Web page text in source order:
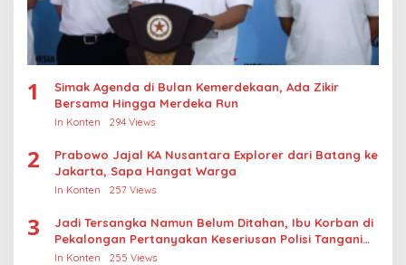
1
Simak Agenda di Bulan Kemerdekaan, Ada Zikir
Bersama Hingga Merdeka Run
In Konten 294 Views
2
Prabowo Jajal KA Nusantara Explorer dari Batang ke
Jakarta, Sapa Hangat Warga
In Konten 257 Views
3
Jadi Tersangka Namun Belum Ditahan, Ibu Korban di
Pekalongan Pertanyakan Keseriusan Polisi Tangani
Kasus Rudapksa Sampai Anaknya Hamil
In Konten 255 Views